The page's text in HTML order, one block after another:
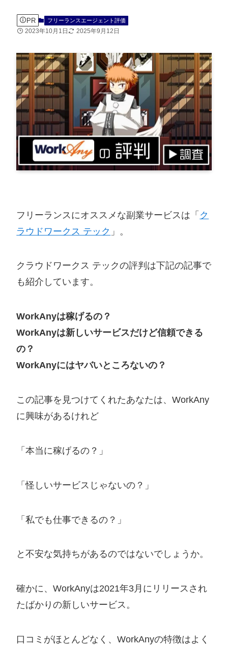
PR フリーランスエージェント評価
2023年10月1日 2025年9月12日
フリーランスにオススメな副業サービスは「 ク
ラウドワークス テック 」。
クラウドワークス テックの評判は下記の記事で
も紹介しています。
WorkAnyは稼げるの？
WorkAnyは新しいサービスだけど信頼できる
の？
WorkAnyにはヤバいところないの？
この記事を見つけてくれたあなたは、WorkAny
に興味があるけれど
「本当に稼げるの？」
「怪しいサービスじゃないの？」
「私でも仕事できるの？」
と不安な気持ちがあるのではないでしょうか。
確かに、WorkAnyは2021年3月にリリースされ
たばかりの新しいサービス。
口コミがほとんどなく、WorkAnyの特徴はよく